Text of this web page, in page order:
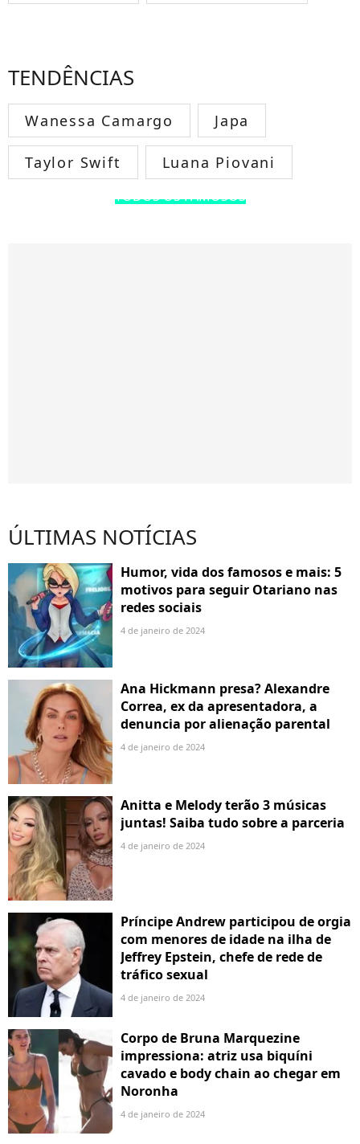
TENDÊNCIAS
Wanessa Camargo Japa
Taylor Swift Luana Piovani
TODOS OS FAMOSOS
ÚLTIMAS NOTÍCIAS
Humor, vida dos famosos e mais: 5
motivos para seguir Otariano nas
redes sociais
4 de janeiro de 2024
Ana Hickmann presa? Alexandre
Correa, ex da apresentadora, a
denuncia por alienação parental
4 de janeiro de 2024
Anitta e Melody terão 3 músicas
juntas! Saiba tudo sobre a parceria
4 de janeiro de 2024
Príncipe Andrew participou de orgia
com menores de idade na ilha de
Jeffrey Epstein, chefe de rede de
tráfico sexual
4 de janeiro de 2024
Corpo de Bruna Marquezine
impressiona: atriz usa biquíni
cavado e body chain ao chegar em
Noronha
4 de janeiro de 2024